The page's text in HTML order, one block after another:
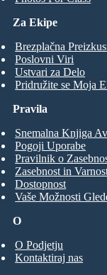
Za Ekipe
Brezplačna
Poslovni Viri
Ustvari za Delo
Pridružite se Moja
O
O Podjetju
Kontaktiraj nas
Pravila
Snemalna Knjiga
Pogoji Uporabe
Pravilnik o
Zasebnost in
Dostopnost
Vaše Možnosti